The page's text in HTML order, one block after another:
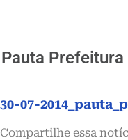
Pauta Prefeitura
30-07-
Compartilhe essa